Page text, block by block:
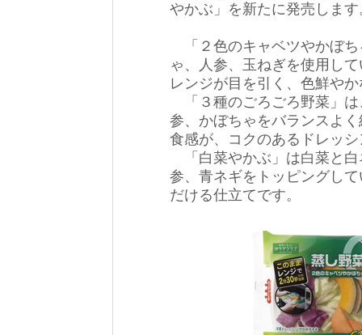
やかぶ」を新たに発売します
「２色のキャベツやかぼち
ゃ、人参、玉ねぎを使用し
レンジが目を引く、色鮮や
「３種のごろごろ野菜」は
参、かぼちゃをバランスよ
食感が、コクのあるドレッ
「白菜やかぶ」は白菜と白
参、青ネギをトッピングし
だける仕立てです。